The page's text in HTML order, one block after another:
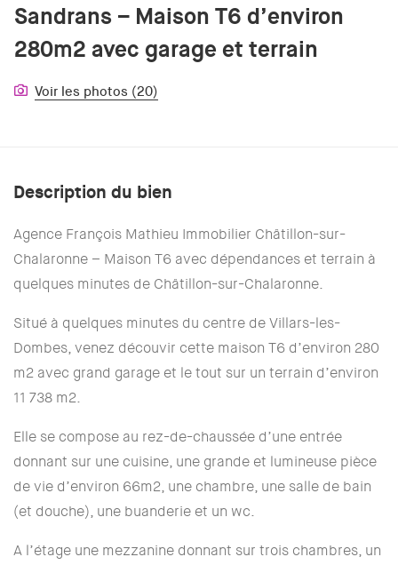
Sandrans – Maison T6 d’environ
280m2 avec garage et terrain
Voir les photos (20)
Description du bien
Agence François Mathieu Immobilier Châtillon-sur-
Chalaronne – Maison T6 avec dépendances et terrain à
quelques minutes de Châtillon-sur-Chalaronne.
Situé à quelques minutes du centre de Villars-les-
Dombes, venez découvir cette maison T6 d’environ 280
m2 avec grand garage et le tout sur un terrain d’environ
11 738 m2.
Elle se compose au rez-de-chaussée d’une entrée
donnant sur une cuisine, une grande et lumineuse pièce
de vie d’environ 66m2, une chambre, une salle de bain
(et douche), une buanderie et un wc.
A l’étage une mezzanine donnant sur trois chambres, un